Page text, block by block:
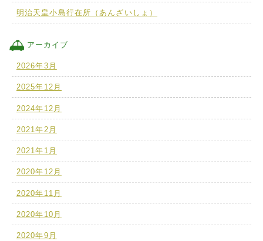
明治天皇小島行在所（あんざいしょ）
アーカイブ
2026年3月
2025年12月
2024年12月
2021年2月
2021年1月
2020年12月
2020年11月
2020年10月
2020年9月